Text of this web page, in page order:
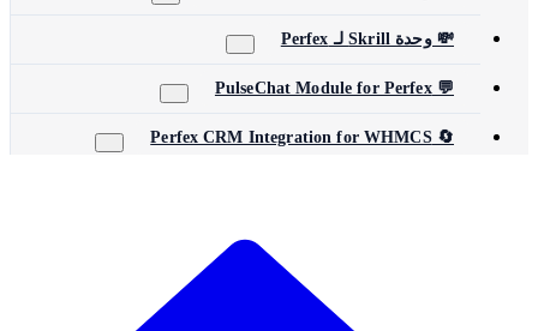
💸 وحدة Skrill لـ Perfex
💬 PulseChat Module for Perfex
🔄 Perfex CRM Integration for WHMCS